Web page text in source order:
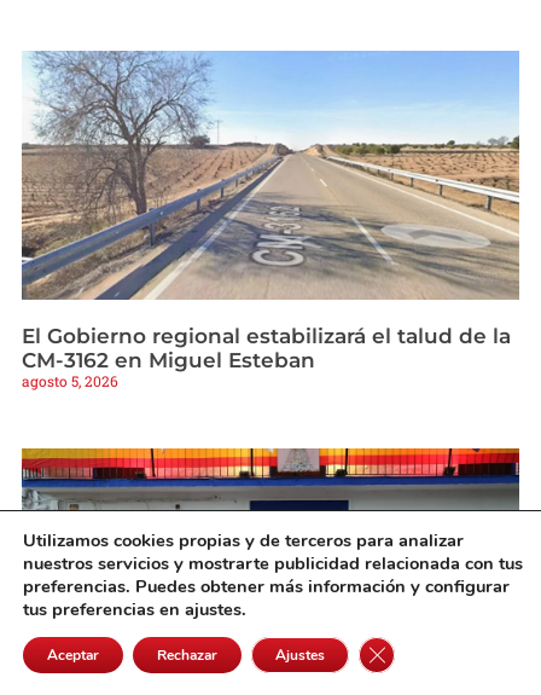
El Gobierno regional estabilizará el talud de la
CM-3162 en Miguel Esteban
agosto 5, 2026
Utilizamos cookies propias y de terceros para analizar
nuestros servicios y mostrarte publicidad relacionada con tus
preferencias. Puedes obtener más información y configurar
tus preferencias en ajustes.
Aceptar Rechazar Ajustes Cerrar el banner de